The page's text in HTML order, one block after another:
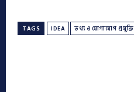
TAGS IDEA তথ্য ও যোগাযোগ প্রযুক্তি